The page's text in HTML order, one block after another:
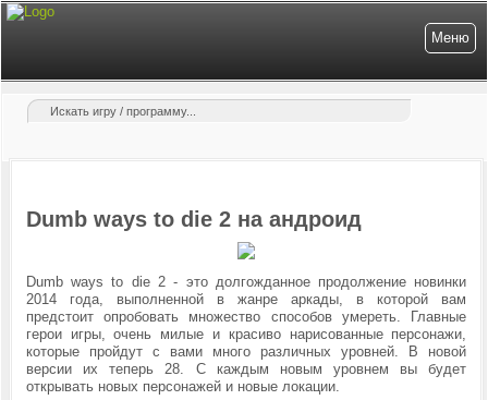
Меню
Dumb ways to die 2 на андроид
Dumb ways to die 2 - это долгожданное продолжение новинки
2014 года, выполненной в жанре аркады, в которой вам
предстоит опробовать множество способов умереть. Главные
герои игры, очень милые и красиво нарисованные персонажи,
которые пройдут с вами много различных уровней. В новой
версии их теперь 28. С каждым новым уровнем вы будет
открывать новых персонажей и новые локации.